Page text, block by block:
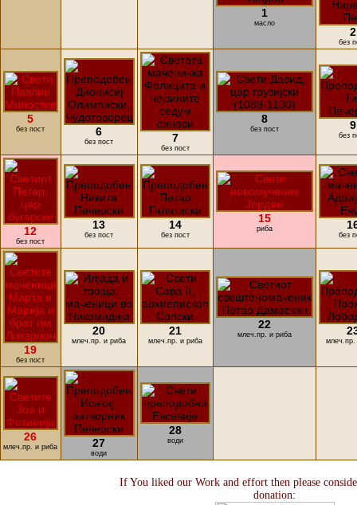
1
масло
2
без
5
без пост 6
без пост 7
без пост
8
без пост 9
без
12
без пост
13
без пост
14
без пост
15
риба
без
19
без пост
20
млеч.пр. и риба
21
млеч.пр. и риба
22
млеч.пр. и риба
млеч.пр.
26
млеч.пр. и риба 27
води
28
води
If You liked our Work and effort then please
donation: